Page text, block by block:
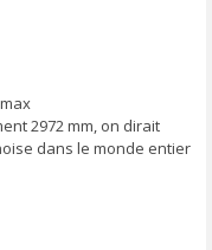
2972 mm, on dirait
dans le monde entier